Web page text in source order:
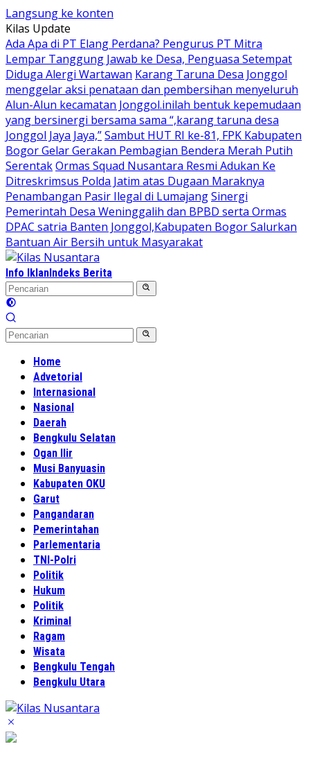
Langsung ke konten
Kilas Update
Ada Apa di PT Elang Perdana? Pengurus PT Mitra
Lempar Tanggung Jawab ke Desa, Penguasa Setempat
Diduga Alergi Wartawan Karang Taruna Desa Jonggol
menggelar aksi penataan dan pembersihan menyeluruh
Alun-Alun kecamatan Jonggol.inilah bentuk kepemudaan
yang bersinergi bersama sama “,karang taruna desa
Jonggol Jaya Jaya,”Sambut HUT RI ke-81, FPK Kabupaten
Bogor Gelar Gerakan Pembagian Bendera Merah Putih
SerentakOrmas Squad Nusantara Resmi Adukan Ke
Ditreskrimsus Polda Jatim atas Dugaan Maraknya
Penambangan Pasir Ilegal di LumajangSinergi
Pemerintah Desa Weninggalih dan BPBD serta Ormas
DPAC satria Banten Jonggol,Kabupaten Bogor Salurkan
Bantuan Air Bersih untuk Masyarakat
Info IklanIndeks Berita
Home
Advetorial
Internasional
Nasional
Daerah
Bengkulu Selatan
Ogan Ilir
Musi Banyuasin
Kabupaten OKU
Garut
Pangandaran
Pemerintahan
Parlementaria
TNI-Polri
Politik
Hukum
Politik
Kriminal
Ragam
Wisata
Bengkulu Tengah
Bengkulu Utara